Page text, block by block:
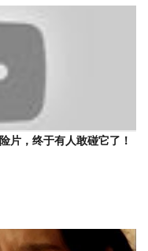
片，终于有人敢碰它了！